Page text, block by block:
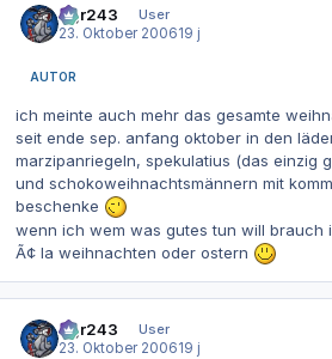
dgr243
User
23. Oktober 200619 j
AUTOR
ich meinte auch mehr das gesamte
seit ende sep. anfang oktober in den
marzipanriegeln, spekulatius (das einzig
und schokoweihnachtsmännern mit
beschenke
wenn ich wem was gutes tun will brauch
Ã¢ la weihnachten oder ostern
dgr243
User
23. Oktober 200619 j